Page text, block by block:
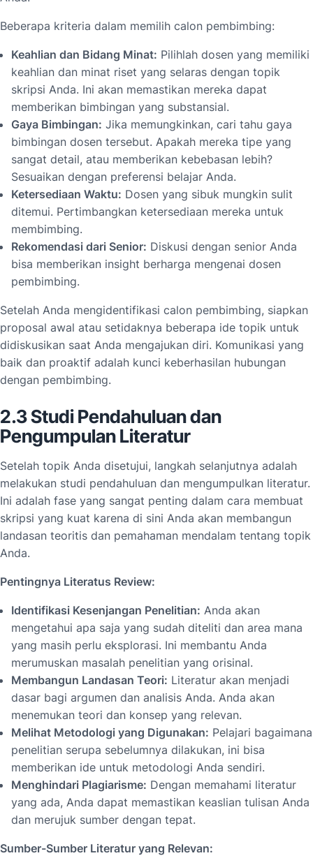
Beberapa kriteria dalam memilih calon pembimbing:
Keahlian dan Bidang Minat: Pilihlah dosen yang memiliki
keahlian dan minat riset yang selaras dengan topik
skripsi Anda. Ini akan memastikan mereka dapat
memberikan bimbingan yang substansial.
Gaya Bimbingan: Jika memungkinkan, cari tahu gaya
bimbingan dosen tersebut. Apakah mereka tipe yang
sangat detail, atau memberikan kebebasan lebih?
Sesuaikan dengan preferensi belajar Anda.
Ketersediaan Waktu: Dosen yang sibuk mungkin sulit
ditemui. Pertimbangkan ketersediaan mereka untuk
membimbing.
Rekomendasi dari Senior: Diskusi dengan senior Anda
bisa memberikan insight berharga mengenai dosen
pembimbing.
Setelah Anda mengidentifikasi calon pembimbing, siapkan
proposal awal atau setidaknya beberapa ide topik untuk
didiskusikan saat Anda mengajukan diri. Komunikasi yang
baik dan proaktif adalah kunci keberhasilan hubungan
dengan pembimbing.
2.3 Studi Pendahuluan dan
Pengumpulan Literatur
Setelah topik Anda disetujui, langkah selanjutnya adalah
melakukan studi pendahuluan dan mengumpulkan literatur.
Ini adalah fase yang sangat penting dalam cara membuat
skripsi yang kuat karena di sini Anda akan membangun
landasan teoritis dan pemahaman mendalam tentang topik
Anda.
Pentingnya Literatus Review:
Identifikasi Kesenjangan Penelitian: Anda akan
mengetahui apa saja yang sudah diteliti dan area mana
yang masih perlu eksplorasi. Ini membantu Anda
merumuskan masalah penelitian yang orisinal.
Membangun Landasan Teori: Literatur akan menjadi
dasar bagi argumen dan analisis Anda. Anda akan
menemukan teori dan konsep yang relevan.
Melihat Metodologi yang Digunakan: Pelajari bagaimana
penelitian serupa sebelumnya dilakukan, ini bisa
memberikan ide untuk metodologi Anda sendiri.
Menghindari Plagiarisme: Dengan memahami literatur
yang ada, Anda dapat memastikan keaslian tulisan Anda
dan merujuk sumber dengan tepat.
Sumber-Sumber Literatur yang Relevan: